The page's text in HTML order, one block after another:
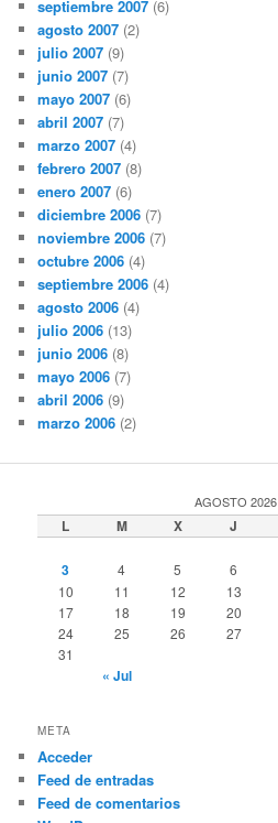
septiembre 2007 (6)
agosto 2007 (2)
julio 2007 (9)
junio 2007 (7)
mayo 2007 (6)
abril 2007 (7)
marzo 2007 (4)
febrero 2007 (8)
enero 2007 (6)
diciembre 2006 (7)
noviembre 2006 (7)
octubre 2006 (4)
septiembre 2006 (4)
agosto 2006 (4)
julio 2006 (13)
junio 2006 (8)
mayo 2006 (7)
abril 2006 (9)
marzo 2006 (2)
AGOSTO 2026
L M X J
3 4 5 6
10
11 12 13
17
18 19 20
24
25 26 27
31
« Jul
META
Acceder
Feed de entradas
Feed de comentarios